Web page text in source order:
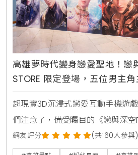
高雄夢時代變身戀愛聖地！戀
STORE 限定登場，五位男主
亮相溫感立牌與獨家周邊商品
超現實3D沉浸式戀愛互動手機遊
們注意了，備受矚目的《戀與深空
日起正式於高雄夢時代8樓重磅登
人」們精心打造的線下盛會，不僅
網友評分 (共160人參與)